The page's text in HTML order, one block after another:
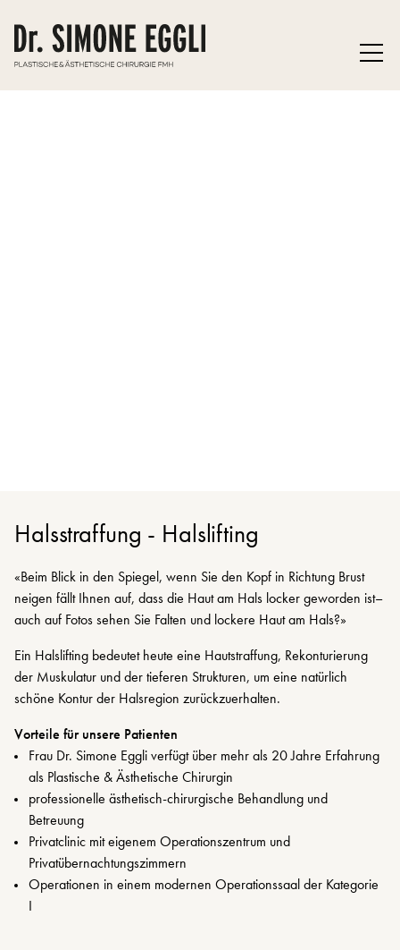
Halsstraffung - Halslifting
«Beim Blick in den Spiegel, wenn Sie den Kopf in Richtung Brust
neigen fällt Ihnen auf, dass die Haut am Hals locker geworden ist–
auch auf Fotos sehen Sie Falten und lockere Haut am Hals?»
Ein Halslifting bedeutet heute eine Hautstraffung, Rekonturierung
der Muskulatur und der tieferen Strukturen, um eine natürlich
schöne Kontur der Halsregion zurückzuerhalten.
Vorteile für unsere Patienten
Frau Dr. Simone Eggli verfügt über mehr als 20 Jahre Erfahrung
als Plastische & Ästhetische Chirurgin
professionelle ästhetisch-chirurgische Behandlung und
Betreuung
Privatclinic mit eigenem Operationszentrum und
Privatübernachtungszimmern
Operationen in einem modernen Operationssaal der Kategorie
I